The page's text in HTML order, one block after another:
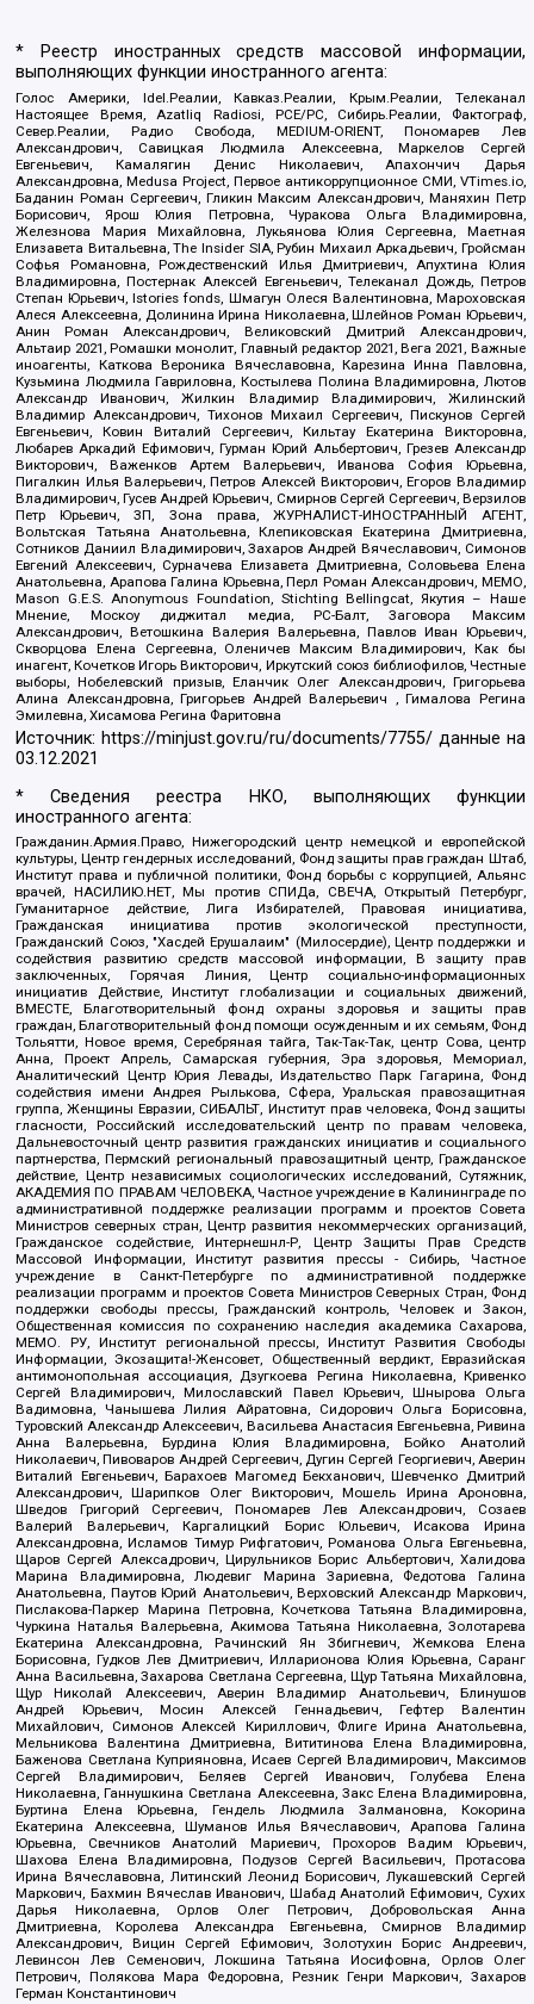
* Реестр иностранных средств массовой информации,
выполняющих функции иностранного агента:
Голос Америки, Idel.Реалии, Кавказ.Реалии, Крым.Реалии, Телеканал
Настоящее Время, Azatliq Radiosi, PCE/PC, Сибирь.Реалии, Фактограф,
Север.Реалии, Радио Свобода, MEDIUM-ORIENT, Пономарев Лев
Александрович, Савицкая Людмила Алексеевна, Маркелов Сергей
Евгеньевич, Камалягин Денис Николаевич, Апахончич Дарья
Александровна, Medusa Project, Первое антикоррупционное СМИ, VTimes.io,
Баданин Роман Сергеевич, Гликин Максим Александрович, Маняхин Петр
Борисович, Ярош Юлия Петровна, Чуракова Ольга Владимировна,
Железнова Мария Михайловна, Лукьянова Юлия Сергеевна, Маетная
Елизавета Витальевна, The Insider SIA, Рубин Михаил Аркадьевич, Гройсман
Софья Романовна, Рождественский Илья Дмитриевич, Апухтина Юлия
Владимировна, Постернак Алексей Евгеньевич, Телеканал Дождь, Петров
Степан Юрьевич, Istories fonds, Шмагун Олеся Валентиновна, Мароховская
Алеся Алексеевна, Долинина Ирина Николаевна, Шлейнов Роман Юрьевич,
Анин Роман Александрович, Великовский Дмитрий Александрович,
Альтаир 2021, Ромашки монолит, Главный редактор 2021, Вега 2021, Важные
иноагенты, Каткова Вероника Вячеславовна, Карезина Инна Павловна,
Кузьмина Людмила Гавриловна, Костылева Полина Владимировна, Лютов
Александр Иванович, Жилкин Владимир Владимирович, Жилинский
Владимир Александрович, Тихонов Михаил Сергеевич, Пискунов Сергей
Евгеньевич, Ковин Виталий Сергеевич, Кильтау Екатерина Викторовна,
Любарев Аркадий Ефимович, Гурман Юрий Альбертович, Грезев Александр
Викторович, Важенков Артем Валерьевич, Иванова София Юрьевна,
Пигалкин Илья Валерьевич, Петров Алексей Викторович, Егоров Владимир
Владимирович, Гусев Андрей Юрьевич, Смирнов Сергей Сергеевич, Верзилов
Петр Юрьевич, ЗП, Зона права, ЖУРНАЛИСТ-ИНОСТРАННЫЙ АГЕНТ,
Вольтская Татьяна Анатольевна, Клепиковская Екатерина Дмитриевна,
Сотников Даниил Владимирович, Захаров Андрей Вячеславович, Симонов
Евгений Алексеевич, Сурначева Елизавета Дмитриевна, Соловьева Елена
Анатольевна, Арапова Галина Юрьевна, Перл Роман Александрович, МЕМО,
Mason G.E.S. Anonymous Foundation, Stichting Bellingcat, Якутия – Наше
Мнение, Москоу диджитал медиа, РС-Балт, Заговора Максим
Александрович, Ветошкина Валерия Валерьевна, Павлов Иван Юрьевич,
Скворцова Елена Сергеевна, Оленичев Максим Владимирович, Как бы
инагент, Кочетков Игорь Викторович, Иркутский союз библиофилов, Честные
выборы, Нобелевский призыв, Еланчик Олег Александрович, Григорьева
Алина Александровна, Григорьев Андрей Валерьевич , Гималова Регина
Эмилевна, Хисамова Регина Фаритовна
Источник: https://minjust.gov.ru/ru/documents/7755/ данные на
03.12.2021
* Сведения реестра НКО, выполняющих функции
иностранного агента:
Гражданин.Армия.Право, Нижегородский центр немецкой и европейской
культуры, Центр гендерных исследований, Фонд защиты прав граждан Штаб,
Институт права и публичной политики, Фонд борьбы с коррупцией, Альянс
врачей, НАСИЛИЮ.НЕТ, Мы против СПИДа, СВЕЧА, Открытый Петербург,
Гуманитарное действие, Лига Избирателей, Правовая инициатива,
Гражданская инициатива против экологической преступности,
Гражданский Союз, "Хасдей Ерушалаим" (Милосердие), Центр поддержки и
содействия развитию средств массовой информации, В защиту прав
заключенных, Горячая Линия, Центр социально-информационных
инициатив Действие, Институт глобализации и социальных движений,
ВМЕСТЕ, Благотворительный фонд охраны здоровья и защиты прав
граждан, Благотворительный фонд помощи осужденным и их семьям, Фонд
Тольятти, Новое время, Серебряная тайга, Так-Так-Так, центр Сова, центр
Анна, Проект Апрель, Самарская губерния, Эра здоровья, Мемориал,
Аналитический Центр Юрия Левады, Издательство Парк Гагарина, Фонд
содействия имени Андрея Рылькова, Сфера, Уральская правозащитная
группа, Женщины Евразии, СИБАЛЬТ, Институт прав человека, Фонд защиты
гласности, Российский исследовательский центр по правам человека,
Дальневосточный центр развития гражданских инициатив и социального
партнерства, Пермский региональный правозащитный центр, Гражданское
действие, Центр независимых социологических исследований, Сутяжник,
АКАДЕМИЯ ПО ПРАВАМ ЧЕЛОВЕКА, Частное учреждение в Калининграде по
административной поддержке реализации программ и проектов Совета
Министров северных стран, Центр развития некоммерческих организаций,
Гражданское содействие, Интернешнл-Р, Центр Защиты Прав Средств
Массовой Информации, Институт развития прессы - Сибирь, Частное
учреждение в Санкт-Петербурге по административной поддержке
реализации программ и проектов Совета Министров Северных Стран, Фонд
поддержки свободы прессы, Гражданский контроль, Человек и Закон,
Общественная комиссия по сохранению наследия академика Сахарова,
МЕМО. РУ, Институт региональной прессы, Институт Развития Свободы
Информации, Экозащита!-Женсовет, Общественный вердикт, Евразийская
антимонопольная ассоциация, Дзугкоева Регина Николаевна, Кривенко
Сергей Владимирович, Милославский Павел Юрьевич, Шнырова Ольга
Вадимовна, Чанышева Лилия Айратовна, Сидорович Ольга Борисовна,
Туровский Александр Алексеевич, Васильева Анастасия Евгеньевна, Ривина
Анна Валерьевна, Бурдина Юлия Владимировна, Бойко Анатолий
Николаевич, Пивоваров Андрей Сергеевич, Дугин Сергей Георгиевич, Аверин
Виталий Евгеньевич, Барахоев Магомед Бекханович, Шевченко Дмитрий
Александрович, Шарипков Олег Викторович, Мошель Ирина Ароновна,
Шведов Григорий Сергеевич, Пономарев Лев Александрович, Созаев
Валерий Валерьевич, Каргалицкий Борис Юльевич, Исакова Ирина
Александровна, Исламов Тимур Рифгатович, Романова Ольга Евгеньевна,
Щаров Сергей Алексадрович, Цирульников Борис Альбертович, Халидова
Марина Владимировна, Людевиг Марина Зариевна, Федотова Галина
Анатольевна, Паутов Юрий Анатольевич, Верховский Александр Маркович,
Пислакова-Паркер Марина Петровна, Кочеткова Татьяна Владимировна,
Чуркина Наталья Валерьевна, Акимова Татьяна Николаевна, Золотарева
Екатерина Александровна, Рачинский Ян Збигневич, Жемкова Елена
Борисовна, Гудков Лев Дмитриевич, Илларионова Юлия Юрьевна, Саранг
Анна Васильевна, Захарова Светлана Сергеевна, Щур Татьяна Михайловна,
Щур Николай Алексеевич, Аверин Владимир Анатольевич, Блинушов
Андрей Юрьевич, Мосин Алексей Геннадьевич, Гефтер Валентин
Михайлович, Симонов Алексей Кириллович, Флиге Ирина Анатольевна,
Мельникова Валентина Дмитриевна, Вититинова Елена Владимировна,
Баженова Светлана Куприяновна, Исаев Сергей Владимирович, Максимов
Сергей Владимирович, Беляев Сергей Иванович, Голубева Елена
Николаевна, Ганнушкина Светлана Алексеевна, Закс Елена Владимировна,
Буртина Елена Юрьевна, Гендель Людмила Залмановна, Кокорина
Екатерина Алексеевна, Шуманов Илья Вячеславович, Арапова Галина
Юрьевна, Свечников Анатолий Мариевич, Прохоров Вадим Юрьевич,
Шахова Елена Владимировна, Подузов Сергей Васильевич, Протасова
Ирина Вячеславовна, Литинский Леонид Борисович, Лукашевский Сергей
Маркович, Бахмин Вячеслав Иванович, Шабад Анатолий Ефимович, Сухих
Дарья Николаевна, Орлов Олег Петрович, Добровольская Анна
Дмитриевна, Королева Александра Евгеньевна, Смирнов Владимир
Александрович, Вицин Сергей Ефимович, Золотухин Борис Андреевич,
Левинсон Лев Семенович, Локшина Татьяна Иосифовна, Орлов Олег
Петрович, Полякова Мара Федоровна, Резник Генри Маркович, Захаров
Герман Константинович